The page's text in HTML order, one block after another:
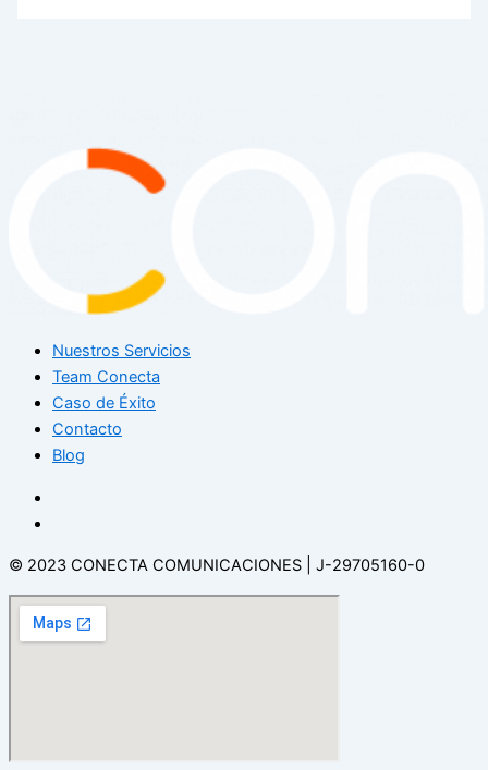
Nuestros Servicios
Team Conecta
Caso de Éxito
Contacto
Blog
© 2023 CONECTA COMUNICACIONES | J-29705160-0